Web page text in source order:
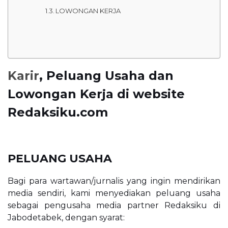
LOWONGAN KERJA
Karir, Peluang Usaha dan
Lowongan Kerja di website
Redaksiku.com
PELUANG USAHA
Bagi para wartawan/jurnalis yang ingin mendirikan
media sendiri, kami menyediakan peluang usaha
sebagai pengusaha media partner Redaksiku di
Jabodetabek, dengan syarat: